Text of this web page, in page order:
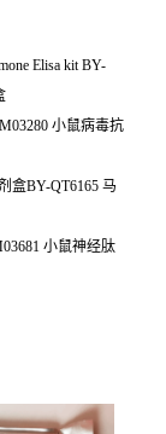
Elisa kit BY-
小鼠病毒抗
盒BY-QT6165 马
小鼠神经肽